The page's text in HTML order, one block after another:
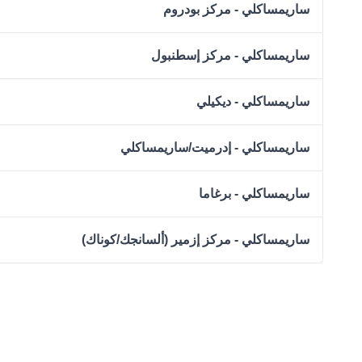
ساريمساكلي - مركز بودروم
ساريمساكلي - مركز إسطنبول
ساريمساكلي - ديكيلي
ساريمساكلي - إدرميت/ساريمساكلي
ساريمساكلي - برغاما
ساريمساكلي - مركز إزمير (ألسانجك/كوناك)